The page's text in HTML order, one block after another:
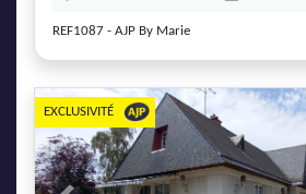
REF1087 - AJP By Marie
EXCLUSIVITÉ